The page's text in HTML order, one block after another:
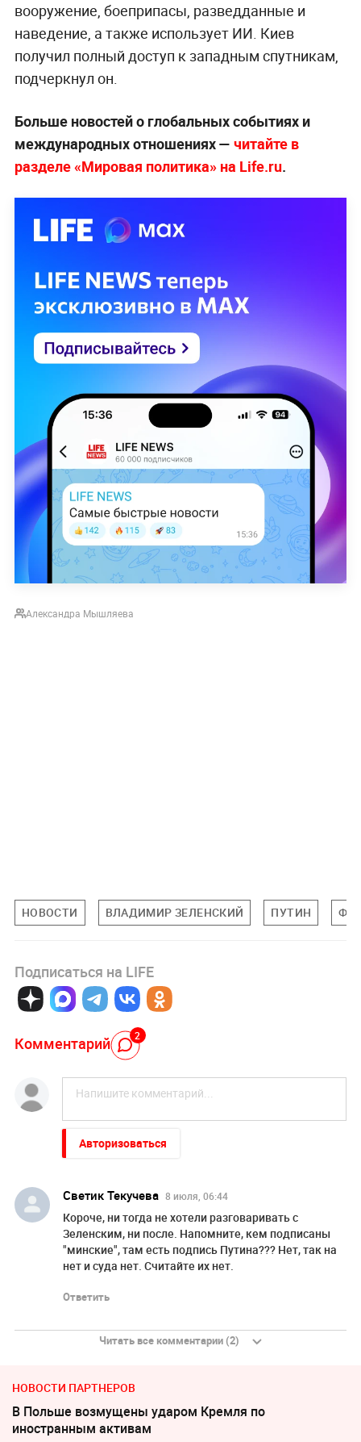
вооружение, боеприпасы, разведданные и
наведение, а также использует ИИ. Киев
получил полный доступ к западным спутникам,
подчеркнул он.
Больше новостей о глобальных событиях и
международных отношениях — читайте в
разделе «Мировая политика» на Life.ru.
Александра Мышляева
НОВОСТИ ВЛАДИМИР ЗЕЛЕНСКИЙ ПУТИН
Подписаться на LIFE
Комментарий 2
Авторизоваться
Светик Текучева 8 июля, 06:44
Короче, ни тогда не хотели разговаривать с
Зеленским, ни после. Напомните, кем подписаны
"минские", там есть подпись Путина??? Нет, так на
нет и суда нет. Считайте их нет.
Ответить
Читать все комментарии (2)
НОВОСТИ ПАРТНЕРОВ
В Польше возмущены ударом Кремля по
иностранным активам